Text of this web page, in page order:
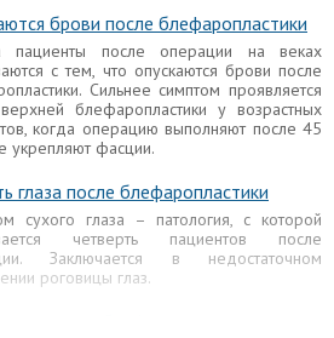
брови после блефаропластики
пациенты после операции на веках
с тем, что опускаются брови после
Сильнее симптом проявляется
блефаропластики у возрастных
когда операцию выполняют после 45
укрепляют фасции.
глаза после блефаропластики
сухого глаза – патология, с которой
четверть пациентов после
Заключается в недостаточном
роговицы глаз.